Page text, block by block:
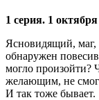
1 серия. 1
Ясновидящий, маг,
обнаружен
могло произойти?
желающим, не
И так тоже бывает.